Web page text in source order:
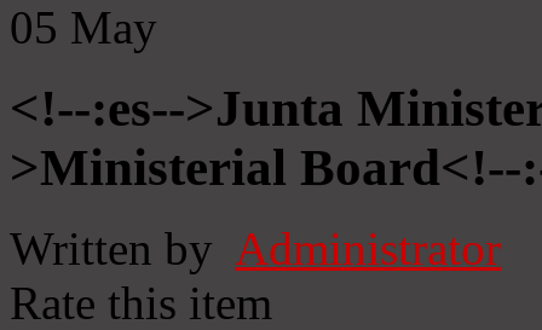
05 May
<!--:es-->Junta
>Ministerial Board<!--
Written by Administrator
Rate this item